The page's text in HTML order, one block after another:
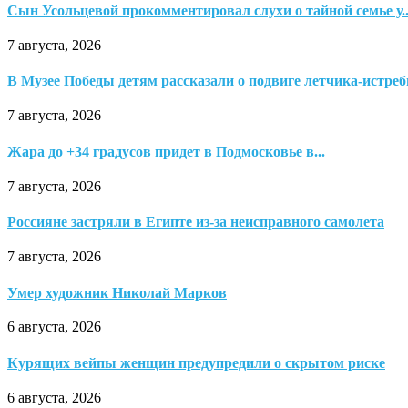
Сын Усольцевой прокомментировал слухи о тайной семье
7 августа, 2026
В Музее Победы детям рассказали о подвиге летчика-
7 августа, 2026
Жара до +34 градусов придет в Подмосковье в...
7 августа, 2026
Россияне застряли в Египте из-за неисправного самолета
7 августа, 2026
Умер художник Николай Марков
6 августа, 2026
Курящих вейпы женщин предупредили о скрытом риске
6 августа, 2026